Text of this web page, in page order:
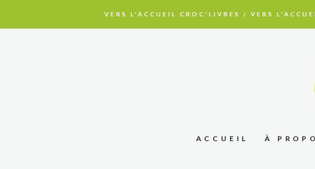
VERS L'ACCUEIL CROC'LIVRES / VERS
ACCUEIL À